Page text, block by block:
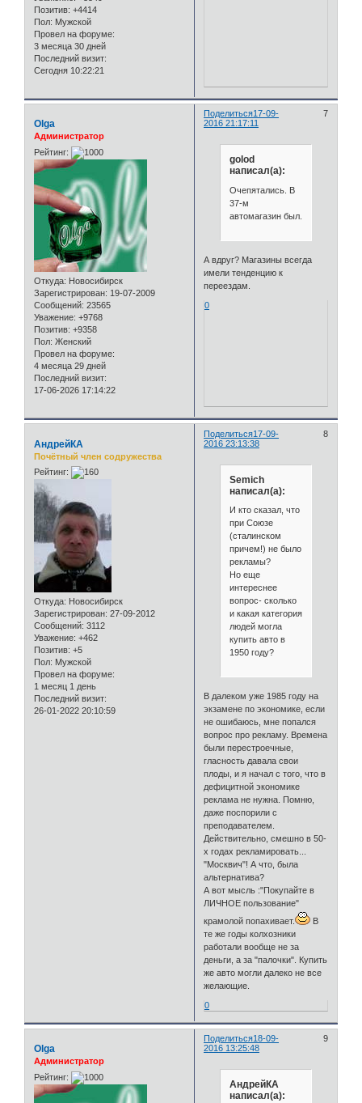
Позитив: +4414
Пол: Мужской
Провел на форуме:
3 месяца 30 дней
Последний визит:
Сегодня 10:22:21
Поделиться 7
17-09-
2016 21:17:11
Olga
Администратор
Рейтинг:
Откуда: Новосибирск
Зарегистрирован: 19-07-2009
Сообщений: 23565
Уважение: +9768
Позитив: +9358
Пол: Женский
Провел на форуме:
4 месяца 29 дней
Последний визит:
17-06-2026 17:14:22
golod
написал(а):
Очепятались. В
37-м
автомагазин был.
А вдруг? Магазины всегда
имели тенденцию к
переездам.
0
Поделиться 8
17-09-
2016 23:13:38
АндрейКА
Почётный член содружества
Рейтинг:
Откуда: Новосибирск
Зарегистрирован: 27-09-2012
Сообщений: 3112
Уважение: +462
Позитив: +5
Пол: Мужской
Провел на форуме:
1 месяц 1 день
Последний визит:
26-01-2022 20:10:59
Semich
написал(а):
И кто сказал, что
при Союзе
(сталинском
причем!) не было
рекламы?
Но еще
интереснее
вопрос- сколько
и какая категория
людей могла
купить авто в
1950 году?
В далеком уже 1985 году на
экзамене по экономике, если
не ошибаюсь, мне попался
вопрос про рекламу. Времена
были перестроечные,
гласность давала свои
плоды, и я начал с того, что в
дефицитной экономике
реклама не нужна. Помню,
даже поспорили с
преподавателем.
Действительно, смешно в 50-
х годах рекламировать...
"Москвич"! А что, была
альтернатива?
А вот мысль :"Покупайте в
ЛИЧНОЕ пользование"
крамолой попахивает.
В
те же годы колхозники
работали вообще не за
деньги, а за "палочки". Купить
же авто могли далеко не все
желающие.
0
Поделиться 9
18-09-
2016 13:25:48
Olga
Администратор
Рейтинг:
АндрейКА
написал(а):